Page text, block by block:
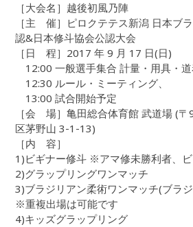
［大会名］越後初風乃陣
［主 催］ピロクテテス新潟 日本ブ
認&日本修斗協会公認大会
［日 程］2017 年 9 月 17 日(日)
12:00 一般選手集合 計量・用具・道
12:30 ルール・ミーティング、
13:00 試合開始予定
［会 場］亀田総合体育館 武道場 (
区茅野山 3-1-13)
［内 容］
1)ビギナー修斗 ※アマ修未勝利者、
2)グラップリングワンマッチ
3)ブラジリアン柔術ワンマッチ(ブラ
※重複出場は可能です
4)キッズグラップリング